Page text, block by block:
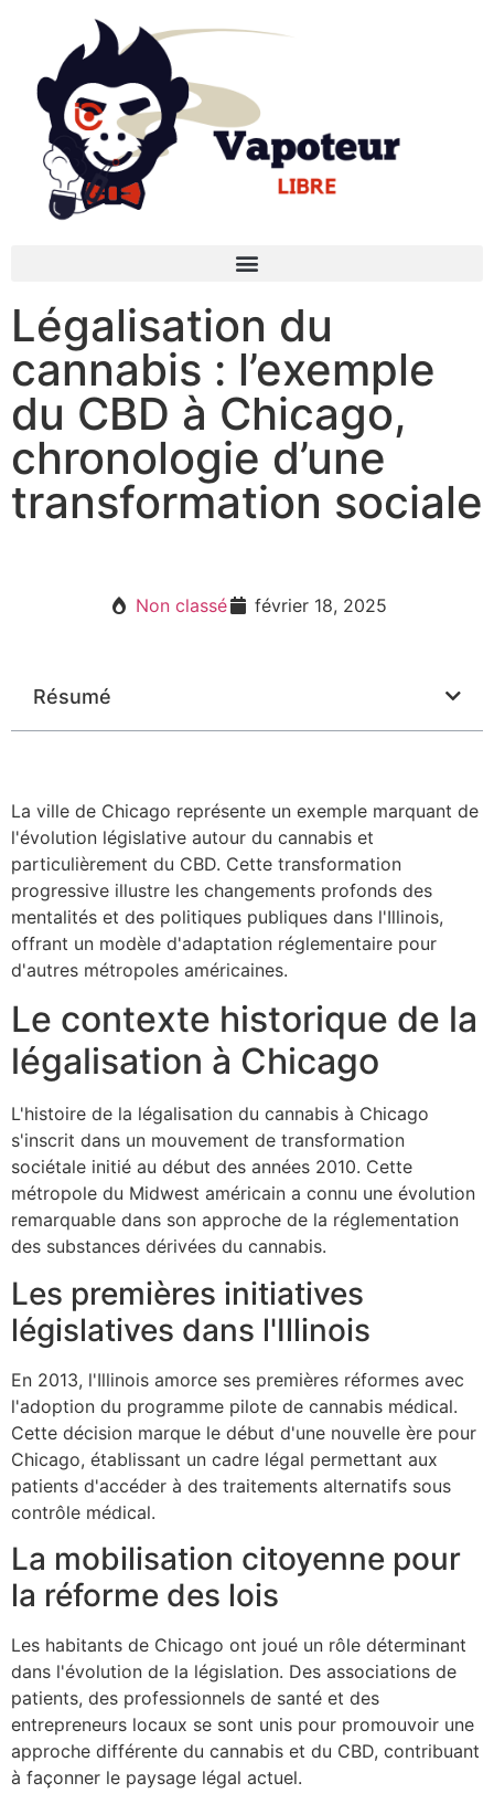
Légalisation du
cannabis : l’exemple
du CBD à Chicago,
chronologie d’une
transformation sociale
Non classé février 18, 2025
Résumé
La ville de Chicago représente un exemple marquant de
l'évolution législative autour du cannabis et
particulièrement du CBD. Cette transformation
progressive illustre les changements profonds des
mentalités et des politiques publiques dans l'Illinois,
offrant un modèle d'adaptation réglementaire pour
d'autres métropoles américaines.
Le contexte historique de la
légalisation à Chicago
L'histoire de la légalisation du cannabis à Chicago
s'inscrit dans un mouvement de transformation
sociétale initié au début des années 2010. Cette
métropole du Midwest américain a connu une évolution
remarquable dans son approche de la réglementation
des substances dérivées du cannabis.
Les premières initiatives
législatives dans l'Illinois
En 2013, l'Illinois amorce ses premières réformes avec
l'adoption du programme pilote de cannabis médical.
Cette décision marque le début d'une nouvelle ère pour
Chicago, établissant un cadre légal permettant aux
patients d'accéder à des traitements alternatifs sous
contrôle médical.
La mobilisation citoyenne pour
la réforme des lois
Les habitants de Chicago ont joué un rôle déterminant
dans l'évolution de la législation. Des associations de
patients, des professionnels de santé et des
entrepreneurs locaux se sont unis pour promouvoir une
approche différente du cannabis et du CBD, contribuant
à façonner le paysage légal actuel.